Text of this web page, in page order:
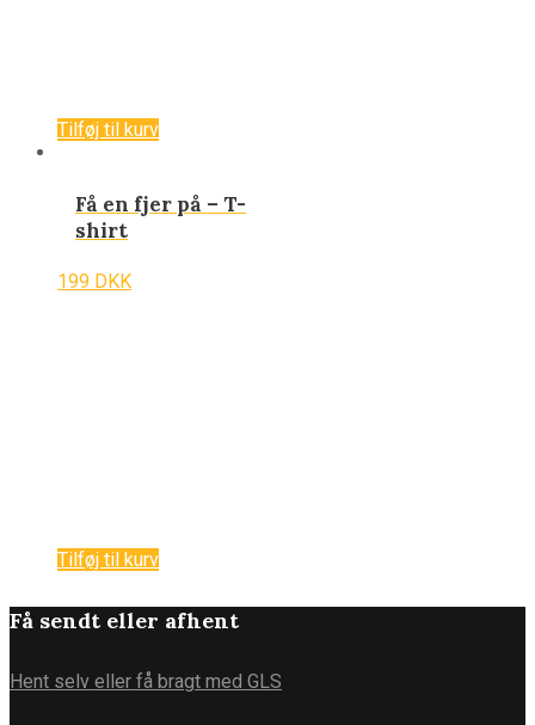
Tilføj til kurv
Få en fjer på – T-
shirt
199 DKK
Tilføj til kurv
Få sendt eller afhent
Hent selv eller få bragt med GLS